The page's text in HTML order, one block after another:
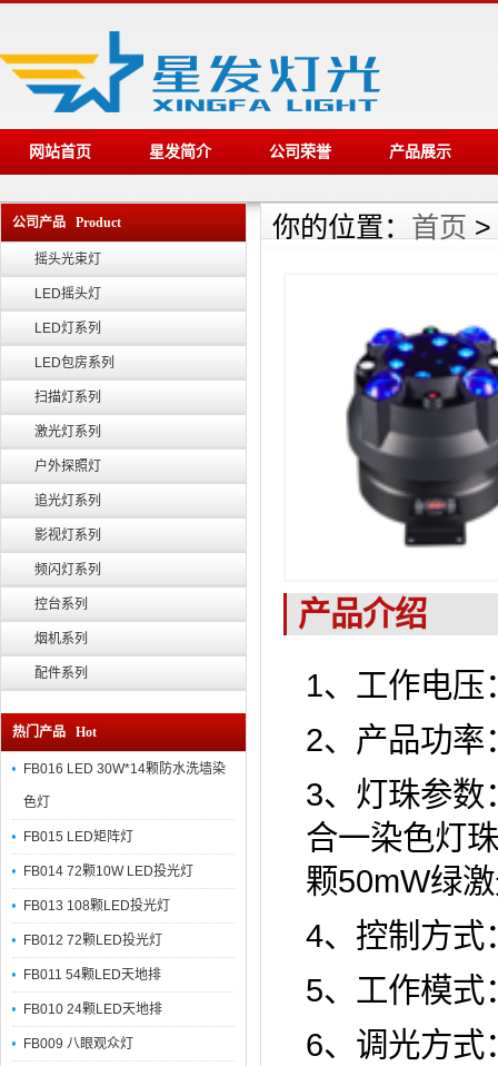
网站首页 星发简介 公司荣誉 产品展示
公司产品 Product
摇头光束灯
LED摇头灯
LED灯系列
LED包房系列
扫描灯系列
激光灯系列
户外探照灯
追光灯系列
影视灯系列
频闪灯系列
控台系列
烟机系列
配件系列
热门产品 Hot
FB016 LED 30W*14颗防水洗墙染
色灯
FB015 LED矩阵灯
FB014 72颗10W LED投光灯
FB013 108颗LED投光灯
FB012 72颗LED投光灯
FB011 54颗LED天地排
FB010 24颗LED天地排
FB009 八眼观众灯
你的位置： 首页 >
产品介绍
1、工作电
2、产品
3、灯珠参数
合一染色灯
颗50mW绿
4、控制方
5、工作模
6、调光方